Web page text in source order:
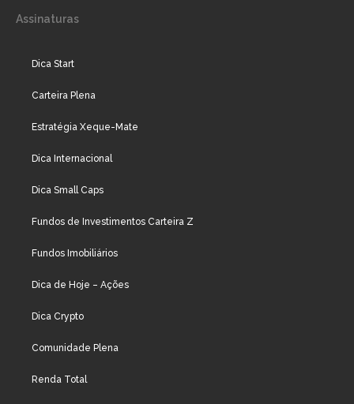
Assinaturas
Dica Start
Carteira Plena
Estratégia Xeque-Mate
Dica Internacional
Dica Small Caps
Fundos de Investimentos Carteira Z
Fundos Imobiliários
Dica de Hoje – Ações
Dica Crypto
Comunidade Plena
Renda Total